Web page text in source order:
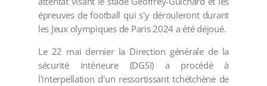
épreuves de football qui s'y dérouleront durant
les Jeux olympiques de Paris 2024 a été déjoué.
Le 22 mai dernier la Direction générale de la
sécurité intérieure (DGSI) a procédé à
l'interpellation d'un ressortissant tchétchène de